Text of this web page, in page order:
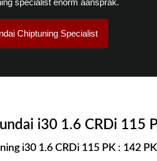
Chiptuning Specialist
i30 1.6 CRDi 115
i30 1.6 CRDi 115 PK : 142